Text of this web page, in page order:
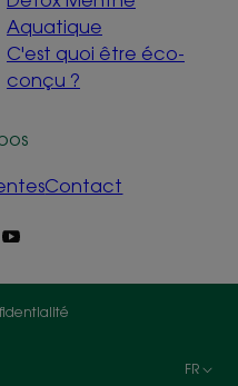
Aquatique
C'est quoi être éco-
conçu ?
Contact
FR